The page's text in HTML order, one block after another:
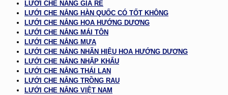
LƯỚI CHE NẮNG GIÁ RẺ
LƯỚI CHE NẮNG HÀN QUỐC CÓ TỐT KHÔNG
LƯỚI CHE NẮNG HOA HƯỚNG DƯƠNG
LƯỚI CHE NẮNG MÁI TÔN
LƯỚI CHE NẮNG MƯA
LƯỚI CHE NẮNG NHÃN HIỆU HOA HƯỚNG DƯƠNG
LƯỚI CHE NẮNG NHẬP KHẨU
LƯỚI CHE NẮNG THÁI LAN
LƯỚI CHE NẮNG TRỒNG RAU
LƯỚI CHE NẮNG VIỆT NAM